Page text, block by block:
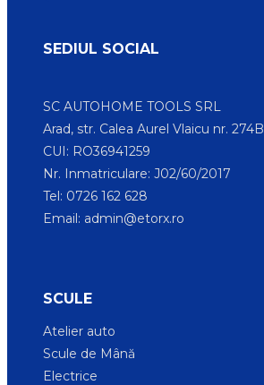
SEDIUL SOCIAL
SC AUTOHOME TOOLS SRL
Arad, str. Calea Aurel Vlaicu nr. 274B
CUI: RO36941259
Nr. Inmatriculare: J02/60/2017
Tel: 0726 162 628
Email: admin@etorx.ro
SCULE
Atelier auto
Scule de Mână
Electrice